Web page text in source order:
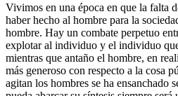
Vivimos en una época en que la falta
haber hecho al hombre para la
hombre. Hay un combate perpetuo
explotar al individuo y el individuo
mientras que antaño el hombre, en
más generoso con respecto a la cosa
agitan los hombres se ha ensanchado